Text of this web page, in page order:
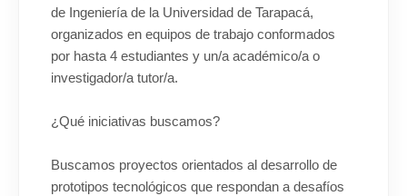
de Ingeniería de la Universidad de Tarapacá,
organizados en equipos de trabajo conformados
por hasta 4 estudiantes y un/a académico/a o
investigador/a tutor/a.
¿Qué iniciativas buscamos?
Buscamos proyectos orientados al desarrollo de
prototipos tecnológicos que respondan a desafíos